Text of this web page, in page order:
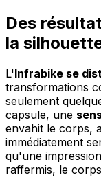
Des
la
L'Infrabike se
transformations
seulement
capsule, une
envahit le corps,
immédiatement
qu'une
raffermis, le